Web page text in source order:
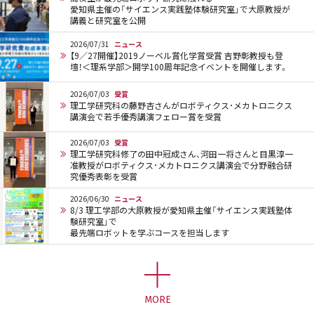
愛知県主催の「サイエンス実践塾体験研究室」で大原教授が
講義と研究室を公開
2026/07/31 ニュース
【9／27開催】2019ノーベル賞化学賞受賞 吉野彰教授も登
壇！＜理系学部＞開学100周年記念イベントを開催します。
2026/07/03 受賞
理工学研究科の藤野杏さんがロボティクス･メカトロニクス
講演会で若手優秀講演フェロー賞を受賞
2026/07/03 受賞
理工学研究科修了の田中冠成さん、河田一将さんと目黒淳一
准教授がロボティクス･メカトロニクス講演会で分野融合研
究優秀表彰を受賞
2026/06/30 ニュース
8/3 理工学部の大原教授が愛知県主催「サイエンス実践塾体
験研究室」で
最先端ロボットを学ぶコースを担当します
MORE